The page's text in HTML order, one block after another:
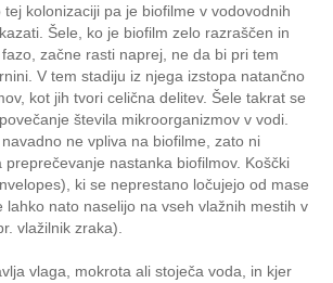
kolonizaciji pa je biofilme v vodovodnih
Šele, ko je biofilm zelo razraščen in
začne rasti naprej, ne da bi pri tem
V tem stadiju iz njega izstopa natančno
kot jih tvori celična delitev. Šele takrat se
števila mikroorganizmov v vodi.
ne vpliva na biofilme, zato ni
nastanka biofilmov. Koščki
ki se neprestano ločujejo od mase
lahko nato naselijo na vseh vlažnih mestih v
vlažilnik zraka).
vlaga, mokrota ali stoječa voda, in kjer